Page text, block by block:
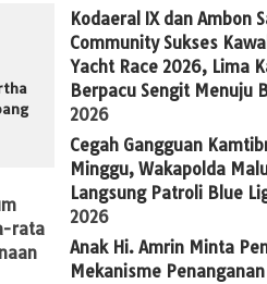
rata
Kodaeral IX dan Ambon
Community Sukses
Yacht Race 2026, Lima
Berpacu Sengit Menuju
2026
Cegah Gangguan
Minggu, Wakapolda
Langsung Patroli Blue
2026
Anak Hi. Amrin Minta
Mekanisme